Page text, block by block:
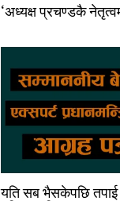
‘अध्यक्ष प्रचण्डकै
यति सब भैसकेपछि तपाई